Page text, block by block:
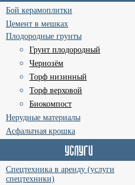
Бой керамоплитки
Цемент в мешках
Плодородные грунты
Грунт плодородный
Чернозём
Торф низинный
Торф верховой
Биокомпост
Нерудные материалы
Асфальтная крошка
Спецтехника в аренду (услуги
спецтехники)